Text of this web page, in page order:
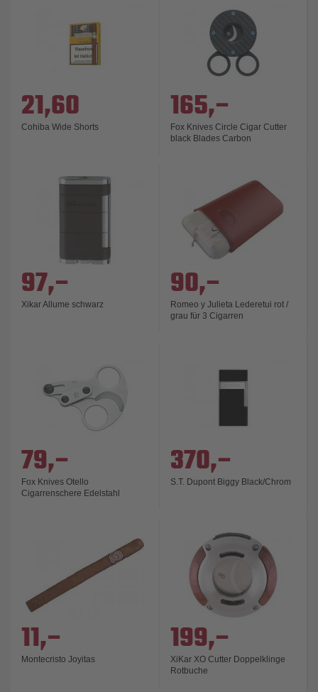
21,60
Cohiba Wide Shorts 165,–
Fox Knives Circle Cigar Cutter
black Blades Carbon
97,–
Xikar Allume schwarz 90,–
Romeo y Julieta Lederetui rot /
grau für 3 Cigarren
79,–
Fox Knives Otello
Cigarrenschere Edelstahl
370,–
S.T. Dupont Biggy Black/Chrom
11,–
Montecristo Joyitas 199,–
XiKar XO Cutter Doppelklinge
Rotbuche